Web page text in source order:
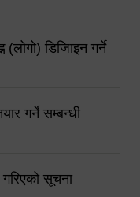
डिजिाइन गर्ने
गर्ने सम्बन्धी
सूचना